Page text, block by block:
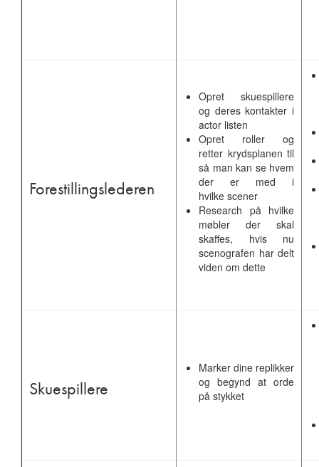
Forestillingslederen
Opret skuespillere
og deres kontakter i
actor listen
Opret roller og
retter krydsplanen til
så man kan se hvem
der er med i
hvilke scener
Research på hvilke
møbler der skal
skaffes, hvis nu
scenografen har delt
viden om dette
Skuespillere
Marker dine replikker
og begynd at orde
på stykket